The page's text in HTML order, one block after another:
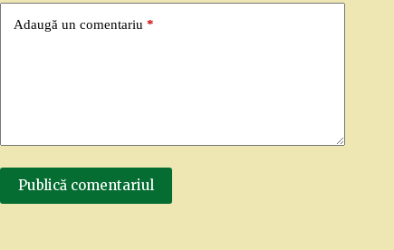
Adaugă un comentariu *
Publică comentariul